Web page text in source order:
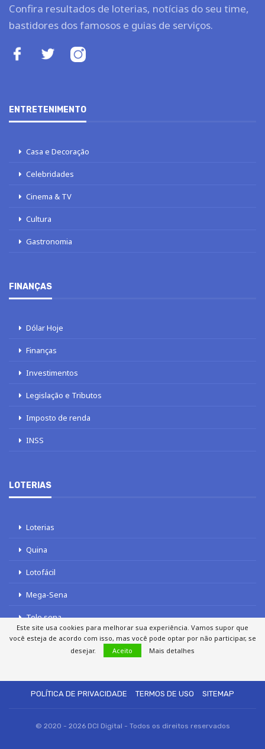
Confira resultados de loterias, notícias do seu time,
bastidores dos famosos e guias de serviços.
ENTRETENIMENTO
Casa e Decoração
Celebridades
Cinema & TV
Cultura
Gastronomia
FINANÇAS
Dólar Hoje
Finanças
Investimentos
Legislação e Tributos
Imposto de renda
INSS
LOTERIAS
Loterias
Quina
Lotofácil
Mega-Sena
Tele sena
POLÍTICA DE PRIVACIDADE
TERMOS DE USO SITEMAP
© 2020 - 2026 DCI Digital - Todos os direitos reservados
Este site usa cookies para melhorar sua experiência. Vamos supor que
você esteja de acordo com isso, mas você pode optar por não participar, se
desejar.
Aceito Mais detalhes